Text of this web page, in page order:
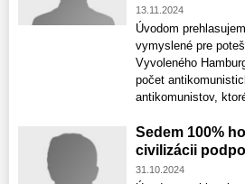
13.11.2024
Úvodom
vymyslené pre
Vyvoleného
počet
antikomunistov,
Sedem 100%
civilizácii
31.10.2024